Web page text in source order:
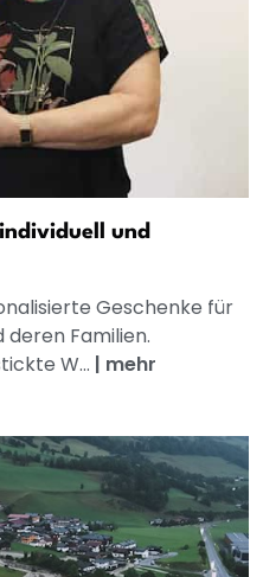
und
Geschenke für
Familien.
W... | mehr